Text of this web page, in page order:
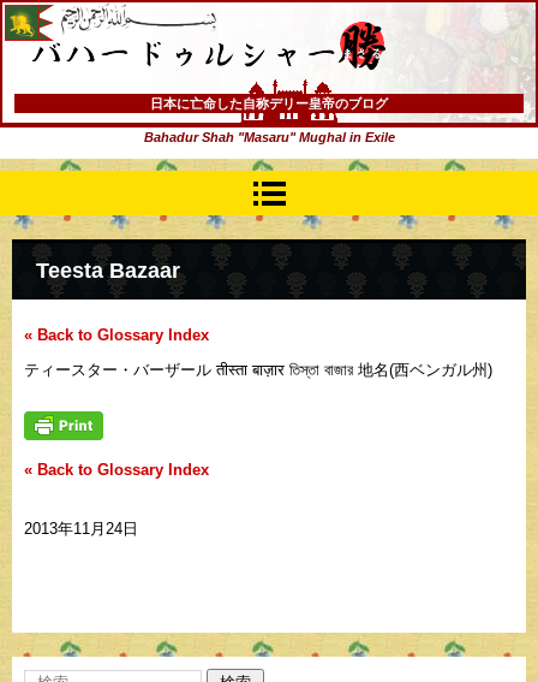
バハードゥルシャー勝(まさる)
日本に亡命した自称デリー皇帝のブログ
Bahadur Shah "Masaru" Mughal in Exile
Teesta Bazaar
« Back to Glossary Index
ティースター・バーザール तीस्ता बाज़ार তিস্তা বাজার 地名(西ベンガル州)
« Back to Glossary Index
2013年11月24日